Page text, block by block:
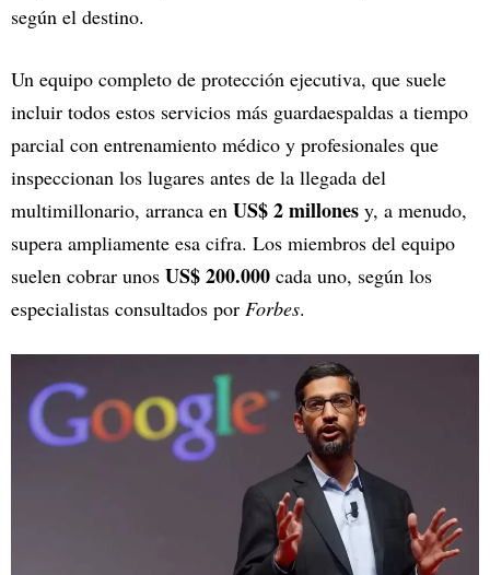
según el destino.
Un equipo completo de protección ejecutiva, que suele
incluir todos estos servicios más guardaespaldas a tiempo
parcial con entrenamiento médico y profesionales que
inspeccionan los lugares antes de la llegada del
multimillonario, arranca en US$ 2 millones y, a menudo,
supera ampliamente esa cifra. Los miembros del equipo
suelen cobrar unos US$ 200.000 cada uno, según los
especialistas consultados por Forbes.